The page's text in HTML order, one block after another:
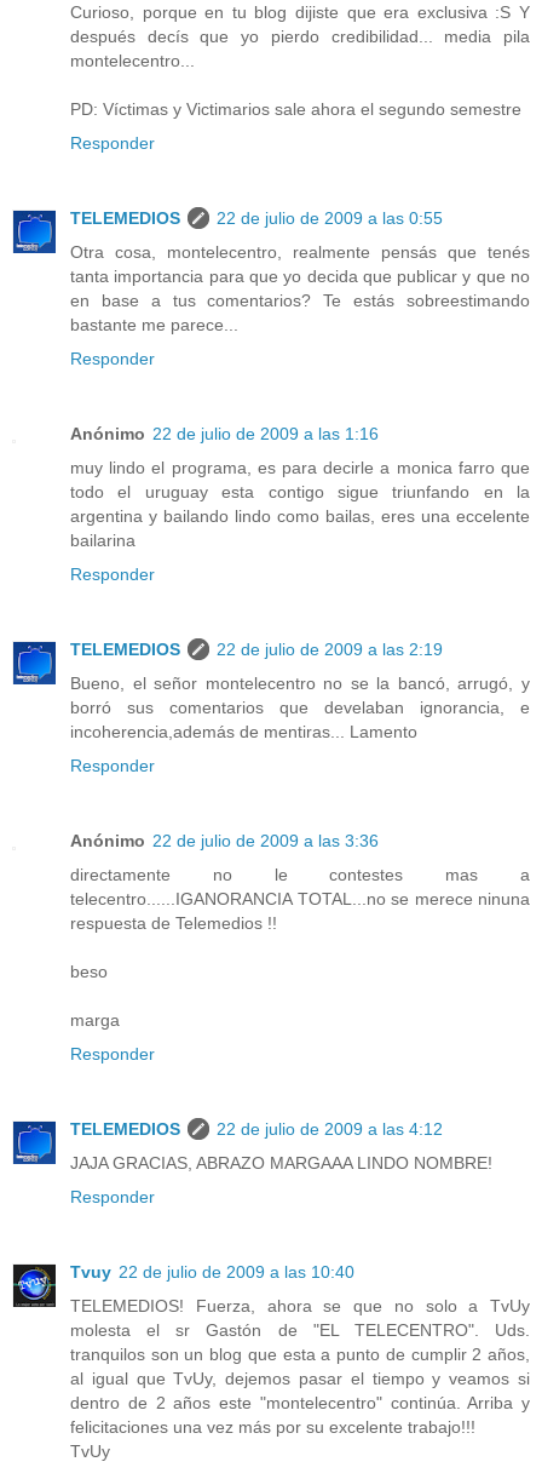
Curioso, porque en tu blog dijiste que era exclusiva :S Y
después decís que yo pierdo credibilidad... media pila
montelecentro...
PD: Víctimas y Victimarios sale ahora el segundo semestre
Responder
TELEMEDIOS
22 de julio de 2009 a las 0:55
Otra cosa, montelecentro, realmente pensás que tenés
tanta importancia para que yo decida que publicar y que no
en base a tus comentarios? Te estás sobreestimando
bastante me parece...
Responder
Anónimo 22 de julio de 2009 a las 1:16
muy lindo el programa, es para decirle a monica farro que
todo el uruguay esta contigo sigue triunfando en la
argentina y bailando lindo como bailas, eres una eccelente
bailarina
Responder
TELEMEDIOS
22 de julio de 2009 a las 2:19
Bueno, el señor montelecentro no se la bancó, arrugó, y
borró sus comentarios que develaban ignorancia, e
incoherencia,además de mentiras... Lamento
Responder
Anónimo 22 de julio de 2009 a las 3:36
directamente no le contestes mas a
telecentro......IGANORANCIA TOTAL...no se merece ninuna
respuesta de Telemedios !!
beso
marga
Responder
TELEMEDIOS
22 de julio de 2009 a las 4:12
JAJA GRACIAS, ABRAZO MARGAAA LINDO NOMBRE!
Responder
Tvuy 22 de julio de 2009 a las 10:40
TELEMEDIOS! Fuerza, ahora se que no solo a TvUy
molesta el sr Gastón de "EL TELECENTRO". Uds.
tranquilos son un blog que esta a punto de cumplir 2 años,
al igual que TvUy, dejemos pasar el tiempo y veamos si
dentro de 2 años este "montelecentro" continúa. Arriba y
felicitaciones una vez más por su excelente trabajo!!!
TvUy